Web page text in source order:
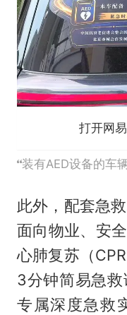
打开网
装有AED设备的车
此外，配套急
面向物业、安
心肺复苏（
3分钟简易急
专属深度急救